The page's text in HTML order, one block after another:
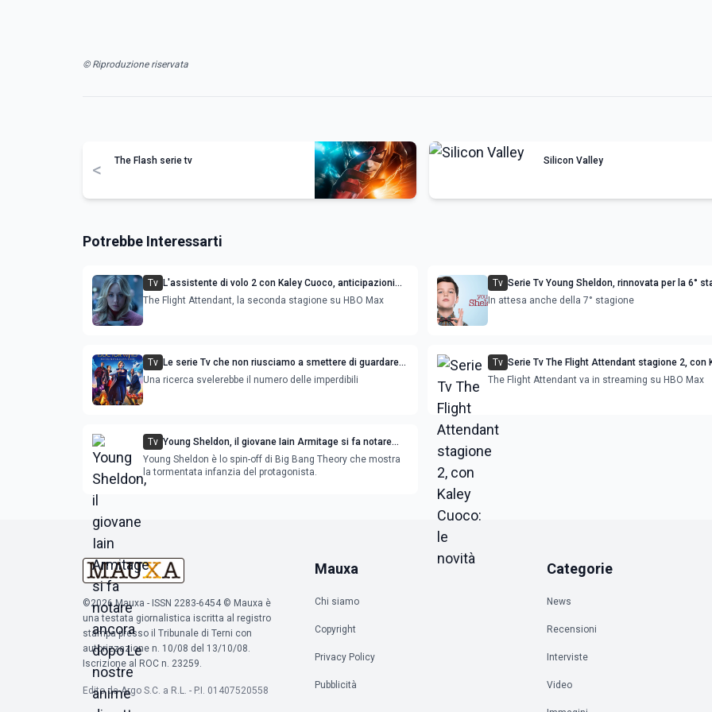
© Riproduzione riservata
< The Flash serie tv Silicon Valley
Potrebbe Interessarti
Tv L'assistente di volo 2 con Kaley Cuoco, anticipazioni
trama e cast della seconda stagione
The Flight Attendant, la seconda stagione su HBO Max
Tv Serie Tv Young Sheldon, rinnovata per la 6°
In attesa anche della 7° stagione
Tv Le serie Tv che non riusciamo a smettere di guardare
sono 20
Una ricerca svelerebbe il numero delle imperdibili
Tv Serie Tv The Flight Attendant stagione 2, con Kaley
Cuoco: le novità
The Flight Attendant va in streaming su HBO Max
Tv Young Sheldon, il giovane Iain Armitage si fa notare
ancora dopo Le nostre anime di notte
Young Sheldon è lo spin-off di Big Bang Theory che mostra
la tormentata infanzia del protagonista.
©2026 Mauxa - ISSN 2283-6454 © Mauxa è
una testata giornalistica iscritta al registro
stampa presso il Tribunale di Terni con
autorizzazione n. 10/08 del 13/10/08.
Iscrizione al ROC n. 23259.
Edito da Argo S.C. a R.L. - P.I. 01407520558
Mauxa
Chi siamo
Copyright
Privacy Policy
Pubblicità
Categorie
News
Recensioni
Interviste
Video